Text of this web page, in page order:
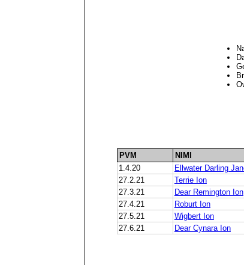
PVM NIMI
1.4.20
Ellwater Darling
27.2.21
Terrie Ion
27.3.21
Dear Remington Ion
27.4.21
Roburt Ion
27.5.21
Wigbert Ion
27.6.21
Dear Cynara Ion